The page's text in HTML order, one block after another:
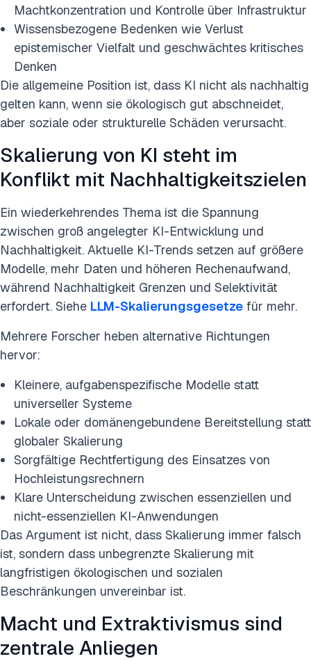
Machtkonzentration und Kontrolle über Infrastruktur
Wissensbezogene Bedenken wie Verlust
epistemischer Vielfalt und geschwächtes kritisches
Denken
Die allgemeine Position ist, dass KI nicht als nachhaltig
gelten kann, wenn sie ökologisch gut abschneidet,
aber soziale oder strukturelle Schäden verursacht.
Skalierung von KI steht im
Konflikt mit Nachhaltigkeitszielen
Ein wiederkehrendes Thema ist die Spannung
zwischen groß angelegter KI-Entwicklung und
Nachhaltigkeit. Aktuelle KI-Trends setzen auf größere
Modelle, mehr Daten und höheren Rechenaufwand,
während Nachhaltigkeit Grenzen und Selektivität
erfordert. Siehe LLM-Skalierungsgesetze für mehr.
Mehrere Forscher heben alternative Richtungen
hervor:
Kleinere, aufgabenspezifische Modelle statt
universeller Systeme
Lokale oder domänengebundene Bereitstellung statt
globaler Skalierung
Sorgfältige Rechtfertigung des Einsatzes von
Hochleistungsrechnern
Klare Unterscheidung zwischen essenziellen und
nicht-essenziellen KI-Anwendungen
Das Argument ist nicht, dass Skalierung immer falsch
ist, sondern dass unbegrenzte Skalierung mit
langfristigen ökologischen und sozialen
Beschränkungen unvereinbar ist.
Macht und Extraktivismus sind
zentrale Anliegen